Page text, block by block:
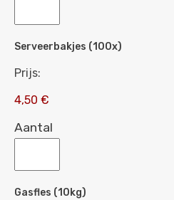
Serveerbakjes (100x)
Prijs:
4,50 €
Aantal
Gasfles (10kg)